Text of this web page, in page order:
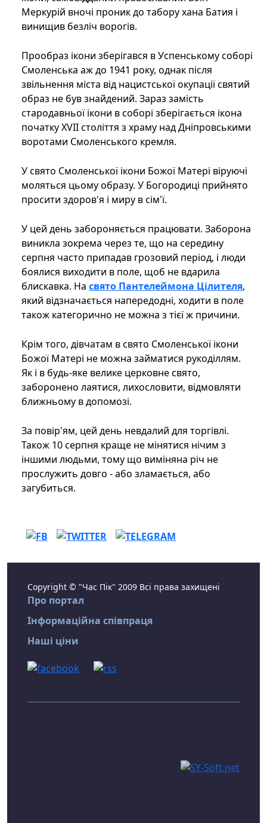
Меркурій вночі проник до табору хана Батия і
винищив безліч ворогів.
Прообраз ікони зберігався в Успенському соборі
Смоленська аж до 1941 року, однак після
звільнення міста від нацистської окупації святий
образ не був знайдений. Зараз замість
стародавньої ікони в соборі зберігається ікона
початку XVII століття з храму над Дніпровськими
воротами Смоленського кремля.
У свято Смоленської ікони Божої Матері віруючі
моляться цьому образу. У Богородиці прийнято
просити здоров'я і миру в сім'ї.
У цей день забороняється працювати. Заборона
виникла зокрема через те, що на середину
серпня часто припадав грозовий період, і люди
боялися виходити в поле, щоб не вдарила
блискавка. На свято Пантелеймона Цілителя,
який відзначається напередодні, ходити в поле
також категорично не можна з тієї ж причини.
Крім того, дівчатам в свято Смоленської ікони
Божої Матері не можна займатися рукоділлям.
Як і в будь-яке велике церковне свято,
заборонено лаятися, лихословити, відмовляти
ближньому в допомозі.
За повір'ям, цей день невдалий для торгівлі.
Також 10 серпня краще не мінятися нічим з
іншими людьми, тому що виміняна річ не
прослужить довго - або зламається, або
загубиться.
Copyright © "Час Пік" 2009 Всі права захищені
Про портал
Інформаційна співпраця
Наші ціни